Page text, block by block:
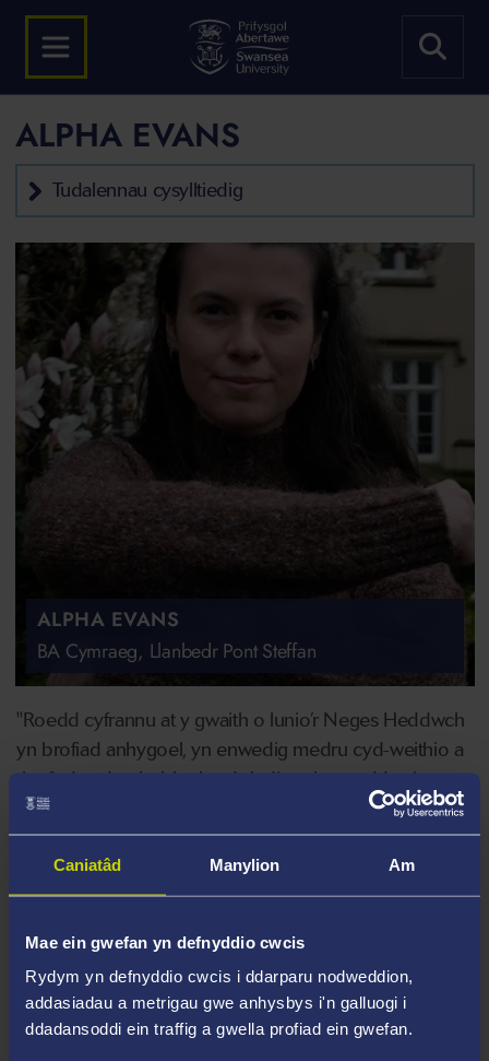
Caniatâd Manylion Am
Mae ein gwefan yn defnyddio cwcis
Rydym yn defnyddio cwcis i ddarparu nodweddion,
addasiadau a metrigau gwe anhysbys i'n galluogi i
ddadansoddi ein traffig a gwella profiad ein gwefan.
ALPHA EVANS
Tudalennau cysylltiedig
ALPHA EVANS
BA Cymraeg, Llanbedr Pont Steffan
"Roedd cyfrannu at y gwaith o lunio’r Neges Heddwch
yn brofiad anhygoel, yn enwedig medru cyd-weithio a
thrafod gyda phobl ysbrydoledig sy’n awyddus i
wneud gwahaniaeth. Roedd y sesiynau a drefnwyd gan
yr Urdd yn wych ac wedi rhoi’r cyfle i ni drafod
syniadau mewn modd eithaf creadigol.
holl gyfranwyr rannu syniadau am sut gallwn ni wneud
gwahaniaeth yn ein cymunedau ac yn ehangach. Rwy’n
bwriadu manteisio ar bob cyfle posib i sicrhau bod